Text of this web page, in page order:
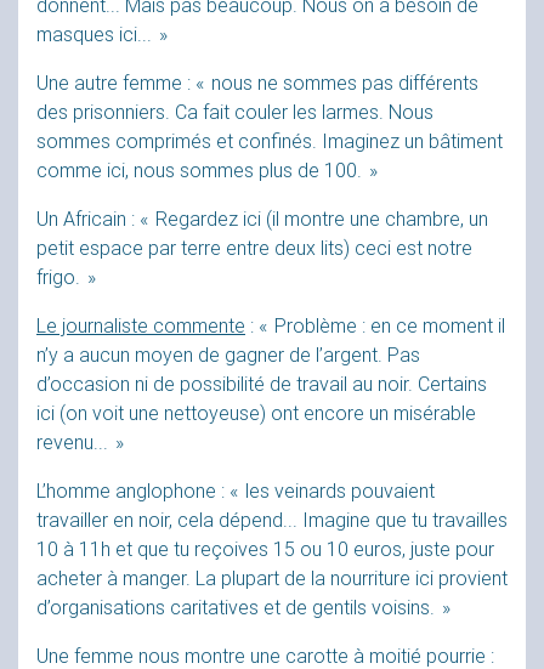
donnent... Mais pas beaucoup. Nous on a besoin de
masques ici... »
Une autre femme : « nous ne sommes pas différents
des prisonniers. Ca fait couler les larmes. Nous
sommes comprimés et confinés. Imaginez un bâtiment
comme ici, nous sommes plus de 100. »
Un Africain : « Regardez ici (il montre une chambre, un
petit espace par terre entre deux lits) ceci est notre
frigo. »
Le journaliste commente : « Problème : en ce moment il
n’y a aucun moyen de gagner de l’argent. Pas
d’occasion ni de possibilité de travail au noir. Certains
ici (on voit une nettoyeuse) ont encore un misérable
revenu... »
L’homme anglophone : « les veinards pouvaient
travailler en noir, cela dépend... Imagine que tu travailles
10 à 11h et que tu reçoives 15 ou 10 euros, juste pour
acheter à manger. La plupart de la nourriture ici provient
d’organisations caritatives et de gentils voisins. »
Une femme nous montre une carotte à moitié pourrie :